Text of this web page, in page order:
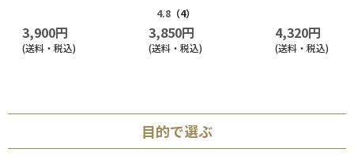
3,900円
(送料・税込)
4.8 （4）
3,850円
(送料・税込)
4,320円
(送料・税込)
目的で選ぶ